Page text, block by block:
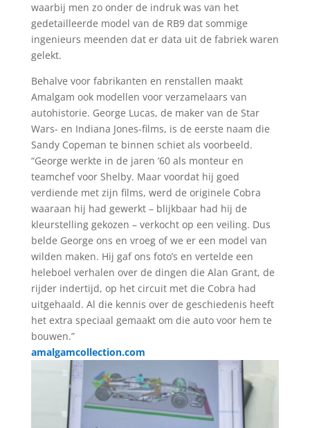
waarbij men zo onder de indruk was van het
gedetailleerde model van de RB9 dat sommige
ingenieurs meenden dat er data uit de fabriek waren
gelekt.
Behalve voor fabrikanten en renstallen maakt
Amalgam ook modellen voor verzamelaars van
autohistorie. George Lucas, de maker van de Star
Wars- en Indiana Jones-films, is de eerste naam die
Sandy Copeman te binnen schiet als voorbeeld.
“George werkte in de jaren ’60 als monteur en
teamchef voor Shelby. Maar voordat hij goed
verdiende met zijn films, werd de originele Cobra
waaraan hij had gewerkt – blijkbaar had hij de
kleurstelling gekozen – verkocht op een veiling. Dus
belde George ons en vroeg of we er een model van
wilden maken. Hij gaf ons foto’s en vertelde een
heleboel verhalen over de dingen die Alan Grant, de
rijder indertijd, op het circuit met die Cobra had
uitgehaald. Al die kennis over de geschiedenis heeft
het extra speciaal gemaakt om die auto voor hem te
bouwen.”
amalgamcollection.com